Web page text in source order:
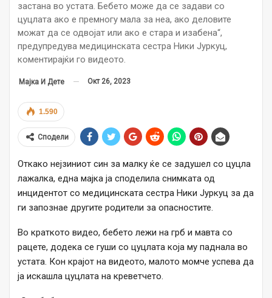
застана во устата. Бебето може да се задави со
цуцлата ако е премногу мала за неа, ако деловите
можат да се одвојат или ако е стара и изабена“,
предупредува медицинската сестра Ники Јуркуц,
коментирајќи го видеото.
Мајка И Дете Окт 26, 2023
1.590
Сподели
Откако нејзиниот син за малку ќе се задушел со цуцла
лажалка, една мајка ја споделила снимката од
инцидентот со медицинската сестра Ники Јуркуц за да
ги запознае другите родители за опасностите.
Во краткото видео, бебето лежи на грб и мавта со
рацете, додека се гуши со цуцлата која му паднала во
устата. Кон крајот на видеото, малото момче успева да
ја искашла цуцлата на креветчето.